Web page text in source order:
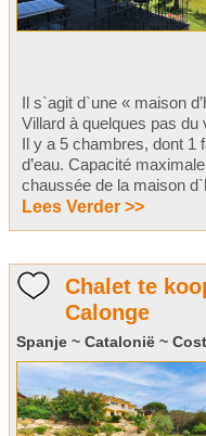
Il s`agit d`une « maison
Villard à quelques pas du
Il y a 5 chambres, dont 1
d’eau. Capacité
chaussée de la maison
Lees Verder >>
Chalet te
Calonge
Spanje ~ Catalonië ~